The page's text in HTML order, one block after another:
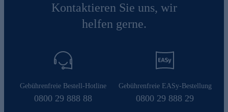
Kontaktieren Sie uns, wir
helfen gerne.
Gebührenfreie Bestell-Hotline
0800 29 888 88
Gebührenfreie EASy-Bestellung
0800 29 888 29